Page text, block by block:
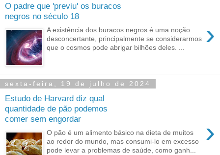
O padre que 'previu' os buracos
negros no século 18
›
A existência dos buracos negros é uma noção
desconcertante, principalmente se considerarmos
que o cosmos pode abrigar bilhões deles. ...
sexta-feira, 19 de julho de 2024
Estudo de Harvard diz qual
quantidade de pão podemos
comer sem engordar
›
O pão é um alimento básico na dieta de muitos
ao redor do mundo, mas consumi-lo em excesso
pode levar a problemas de saúde, como ganh...